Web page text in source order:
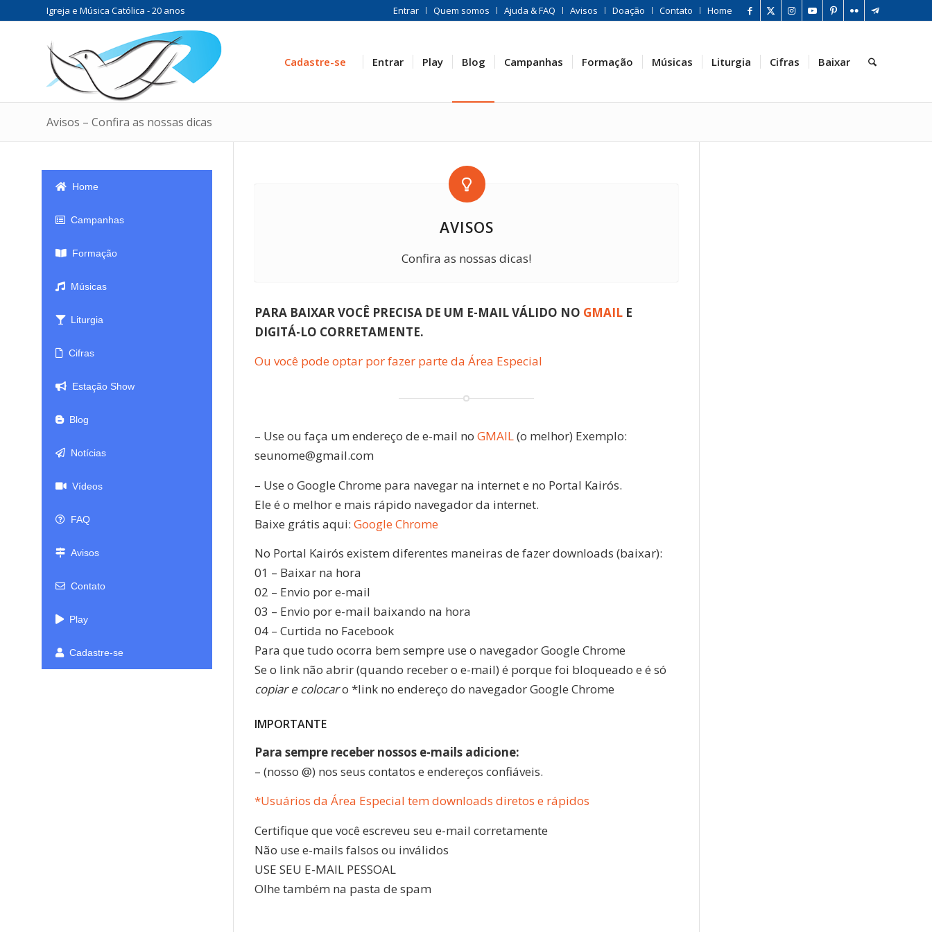
Entrar Quem somos Ajuda & FAQ Avisos Doação Contato Home
Igreja e Música Católica - 20 anos
Cadastre-se Entrar Play Blog Campanhas Formação Músicas Liturgia Cifras Baixar
Avisos – Confira as nossas dicas
Home
Campanhas
Formação
Músicas
Liturgia
Cifras
Estação Show
Blog
Notícias
Vídeos
FAQ
Avisos
Contato
Play
Cadastre-se
AVISOS
Confira as nossas dicas!
PARA BAIXAR VOCÊ PRECISA DE UM E-MAIL VÁLIDO NO GMAIL E
DIGITÁ-LO CORRETAMENTE.
Ou você pode optar por fazer parte da Área Especial
– Use ou faça um endereço de e-mail no GMAIL(o melhor) Exemplo:
seunome@gmail.com
– Use o Google Chrome para navegar na internet e no Portal Kairós.
Ele é o melhor e mais rápido navegador da internet.
Baixe grátis aqui: Google Chrome
No Portal Kairós existem diferentes maneiras de fazer downloads (baixar):
01 – Baixar na hora
02 – Envio por e-mail
03 – Envio por e-mail baixando na hora
04 – Curtida no Facebook
Para que tudo ocorra bem sempre use o navegador Google Chrome
Se o link não abrir (quando receber o e-mail) é porque foi bloqueado e é só
copiar e colocaro *link no endereço do navegador Google Chrome
IMPORTANTE
Para sempre receber nossos e-mails adicione:
– (nosso @) nos seus contatos e endereços confiáveis.
*Usuários da Área Especial tem downloads diretos e rápidos
Certifique que você escreveu seu e-mail corretamente
Não use e-mails falsos ou inválidos
USE SEU E-MAIL PESSOAL
Olhe também na pasta de spam